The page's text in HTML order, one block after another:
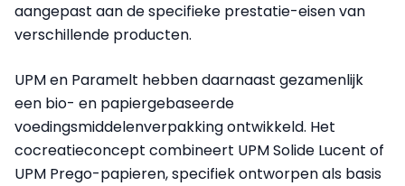
aangepast aan de specifieke prestatie-eisen van
verschillende producten.
UPM en Paramelt hebben daarnaast gezamenlijk
een bio- en papiergebaseerde
voedingsmiddelenverpakking ontwikkeld. Het
cocreatieconcept combineert UPM Solide Lucent of
UPM Prego-papieren, specifiek ontworpen als basis